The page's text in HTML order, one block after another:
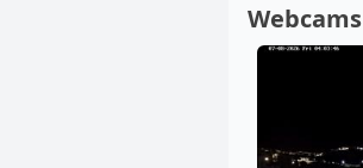
Webcams